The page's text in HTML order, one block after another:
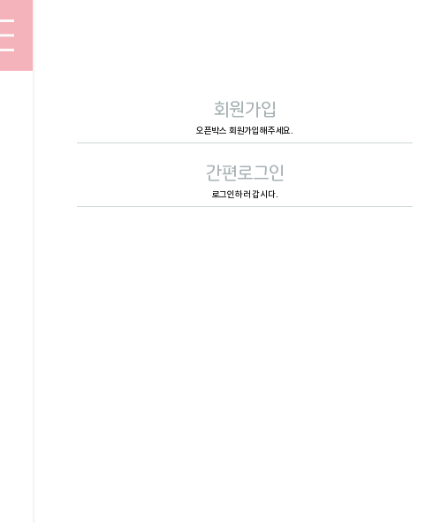
회원가입
오픈박스 회원가입해주세요.
간편로그인
로그인하러 갑시다.